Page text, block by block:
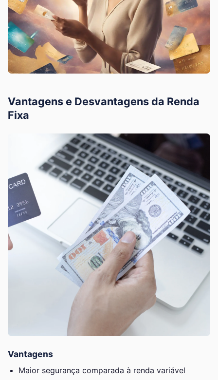
Vantagens e Desvantagens da Renda
Fixa
Vantagens
Maior segurança comparada à renda variável